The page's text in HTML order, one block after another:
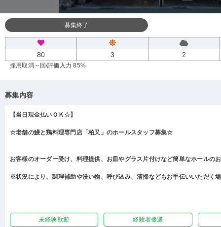
募集終了
80 3 2
採用取消 --回/評価入力 85%
募集内容
【当日現金払いＯＫ☆】
☆老舗の鰻と鶏料理専門店「柏又」のホールスタッフ募集☆
お客様のオーダー受け、料理提供、お皿やグラス片付けなど簡単なホールの
※状況により、調理補助や洗い物、呼び込み、清掃などもお手伝いいただく
未経験歓迎 経験者優遇